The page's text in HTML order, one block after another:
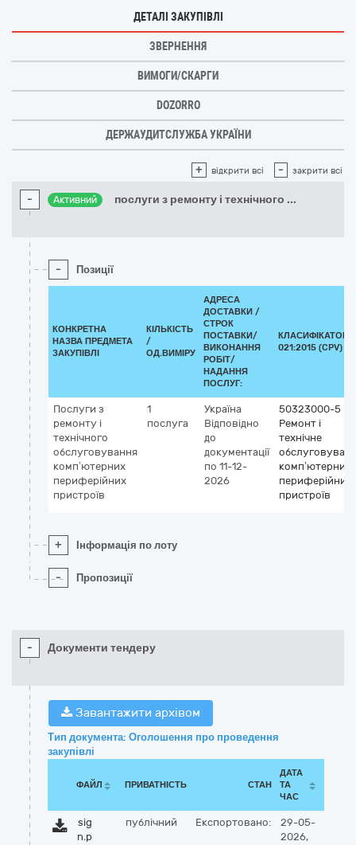
ДЕТАЛІ ЗАКУПІВЛІ
ЗВЕРНЕННЯ
ВИМОГИ/СКАРГИ
DOZORRO
ДЕРЖАУДИТСЛУЖБА УКРАЇНИ
+ відкрити всі - закрити всі
- Активний послуги з ремонту і технічного ...
- Позиції
КОНКРЕТНА
НАЗВА ПРЕДМЕТА
ЗАКУПІВЛІ
КІЛЬКІСТЬ
/
ОД.ВИМІРУ
АДРЕСА
ДОСТАВКИ /
СТРОК
ПОСТАВКИ/
ВИКОНАННЯ
РОБІТ/
НАДАННЯ
ПОСЛУГ:
КЛАСИФІКАТОР
021:2015 (CPV)
Послуги з
ремонту і
технічного
обслуговування
комп’ютерних
периферійних
пристроїв
1
послуга
Україна
Відповідно
до
документації
по 11-12-
2026
50323000-5
Ремонт і
технічне
комп’ютерних
периферійних
пристроїв
+ Інформація по лоту
- Пропозиції
- Документи тендеру
Завантажити архівом
Тип документа: Оголошення про проведення
закупівлі
ФАЙЛ ПРИВАТНІСТЬ СТАН
ДАТА
ТА
ЧАС
sig
n.p
публічний Експортовано:
29-05-
2026,